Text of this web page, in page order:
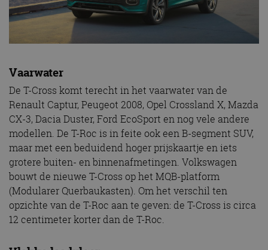
Vaarwater
De T-Cross komt terecht in het vaarwater van de
Renault Captur, Peugeot 2008, Opel Crossland X, Mazda
CX-3, Dacia Duster, Ford EcoSport en nog vele andere
modellen. De T-Roc is in feite ook een B-segment SUV,
maar met een beduidend hoger prijskaartje en iets
grotere buiten- en binnenafmetingen. Volkswagen
bouwt de nieuwe T-Cross op het MQB-platform
(Modularer Querbaukasten). Om het verschil ten
opzichte van de T-Roc aan te geven: de T-Cross is circa
12 centimeter korter dan de T-Roc.